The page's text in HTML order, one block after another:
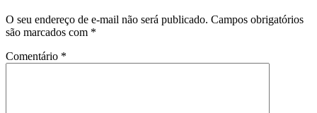
O seu endereço de e-mail não será publicado. Campos obrigatórios
são marcados com *
Comentário *